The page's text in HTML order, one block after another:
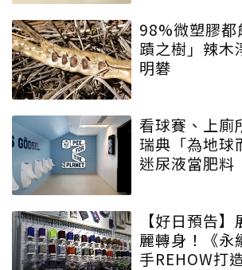
98%微塑膠都
蹟之樹」辣木
明礬
看球賽、上廁
瑞典「為地球
迷尿液當肥料
【好日預告
麗轉身！《永
手REHOW打